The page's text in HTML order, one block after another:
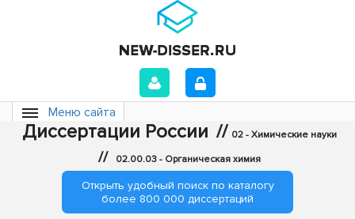
Меню сайта
Диссертации России // 02 - Химические науки
// 02.00.03 - Органическая химия
Открыть удобный поиск по каталогу
более 800 000 диссертаций